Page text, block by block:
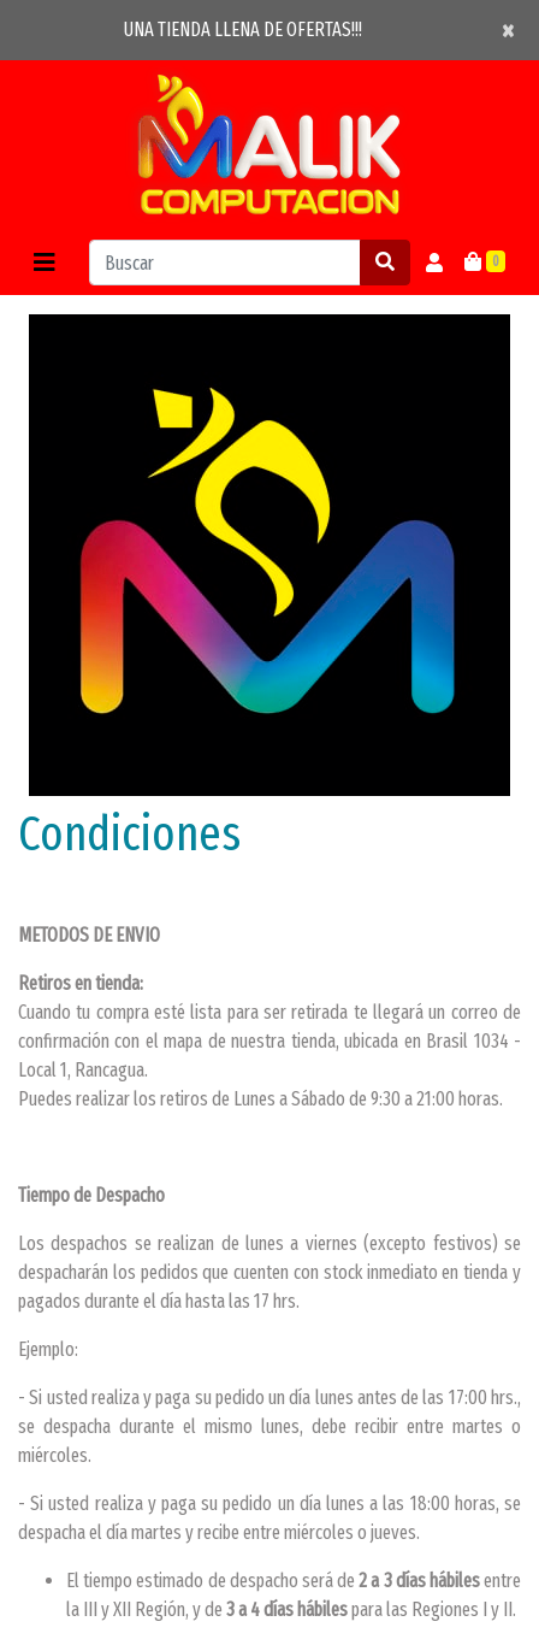
UNA TIENDA LLENA DE OFERTAS!!! ×
×
0
Condiciones
METODOS DE ENVIO
Retiros en tienda:
Cuando tu compra esté lista para ser retirada te llegará un correo de
confirmación con el mapa de nuestra tienda, ubicada en Brasil 1034 -
Local 1, Rancagua.
Puedes realizar los retiros de Lunes a Sábado de 9:30 a 21:00 horas.
Tiempo de Despacho
Los despachos se realizan de lunes a viernes (excepto festivos) se
despacharán los pedidos que cuenten con stock inmediato en tienda y
pagados durante el día hasta las 17 hrs.
Ejemplo:
- Si usted realiza y paga su pedido un día lunes antes de las 17:00 hrs.,
se despacha durante el mismo lunes, debe recibir entre martes o
miércoles.
- Si usted realiza y paga su pedido un día lunes a las 18:00 horas, se
despacha el día martes y recibe entre miércoles o jueves.
El tiempo estimado de despacho será de2 a 3 días hábilesentre
la III y XII Región, y de 3 a 4 días hábilespara las Regiones I y II.